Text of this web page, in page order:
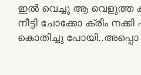
ഇൽ വെച്ചു ആ വെളുത്ത
നീട്ടി ചോക്കോ ക്രീം
കൊതിച്ചു